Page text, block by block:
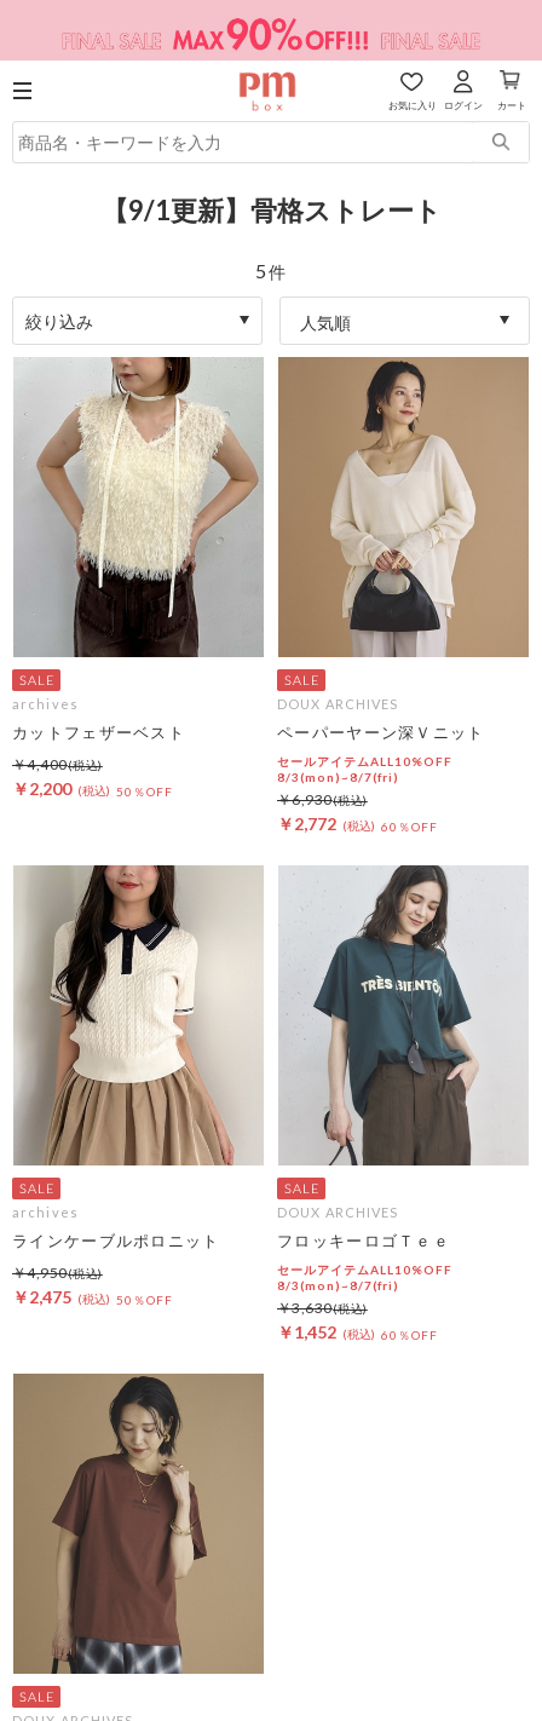
お気に入り ログイン カート
【9/1更新】骨格ストレート
5件
絞り込み 人気順
archives
カットフェザーベスト
￥2,200 50％OFF
￥4,400
DOUX ARCHIVES
ペーパーヤーン深Ｖニット
セールアイテムALL10%OFF
8/3(mon)~8/7(fri)
￥2,772 60％OFF
￥6,930
archives
ラインケーブルポロニット
￥2,475 50％OFF
￥4,950
DOUX ARCHIVES
フロッキーロゴＴｅｅ
セールアイテムALL10%OFF
8/3(mon)~8/7(fri)
￥1,452 60％OFF
￥3,630